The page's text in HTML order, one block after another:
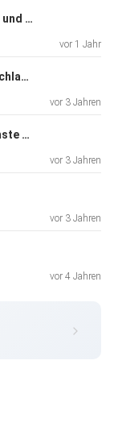
Folge 52: der serbische Barkeeper und das Partyfahrrad
vor 1 Jahr
Folge 51: der Busfahrer mit dem Schlappeseppel
vor 3 Jahren
Folge 49: Kneipentalk 24 / die höchste Bar Deutschlands mit Tunnelzugang
vor 3 Jahren
vor 3 Jahren
vor 4 Jahren